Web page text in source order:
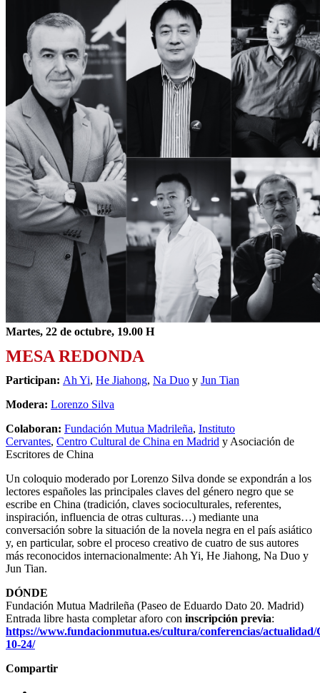
Martes, 22 de octubre, 19.00 H
MESA REDONDA
Participan: Ah Yi, He Jiahong, Na Duo y Jun Tian
Modera: Lorenzo Silva
Colaboran: Fundación Mutua Madrileña, Instituto
Cervantes, Centro Cultural de China en Madrid y Asociación de
Escritores de China
Un coloquio moderado por Lorenzo Silva donde se expondrán a los
lectores españoles las principales claves del género negro que se
escribe en China (tradición, claves socioculturales, referentes,
inspiración, influencia de otras culturas…) mediante una
conversación sobre la situación de la novela negra en el país asiático
y, en particular, sobre el proceso creativo de cuatro de sus autores
más reconocidos internacionalmente: Ah Yi, He Jiahong, Na Duo y
Jun Tian.
DÓNDE
Fundación Mutua Madrileña (Paseo de Eduardo Dato 20. Madrid)
Entrada libre hasta completar aforo con inscripción previa:
https://www.fundacionmutua.es/cultura/conferencias/
10-24/
Compartir